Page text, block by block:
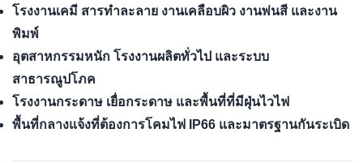
โรงงานเคมี สารทำละลาย งานเคลือบผิว งานพ่นสี และงาน
พิมพ์
อุตสาหกรรมหนัก โรงงานผลิตทั่วไป และระบบ
สาธารณูปโภค
โรงงานกระดาษ เยื่อกระดาษ และพื้นที่ที่มีฝุ่นไวไฟ
พื้นที่กลางแจ้งที่ต้องการโคมไฟ IP66 และมาตรฐานกันระเบิด